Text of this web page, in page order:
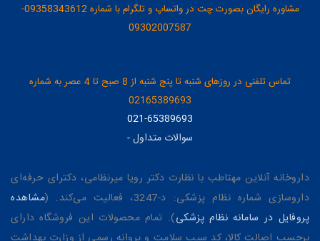
مشاوره رایگان بصورت چت در واتساپ و تلگرام با شماره 09358343612-
09302007587
تماس تلفنی در روزهای شنبه تا پنج شنبه از 8 صبح تا 4 عصر به شماره
02165389693
021-65389693
سوالات متداول-
داروخانه آنلاین مهتاطب با نظارت دکتر رویا میرنظامی، دکترای حرفه‌ای
داروسازی شماره نظام پزشکی: د-3247، فعالیت می‌کند. (
مشاهده
پروفایل در سامانه نظام پزشکی). تمام محصولات این فروشگاه دارای